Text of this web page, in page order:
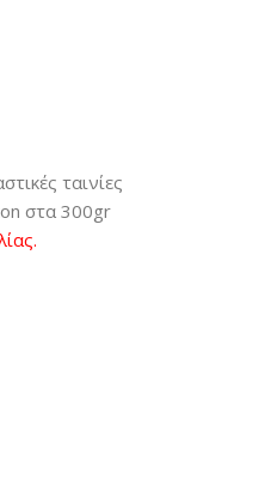
ταινίες
στα 300gr